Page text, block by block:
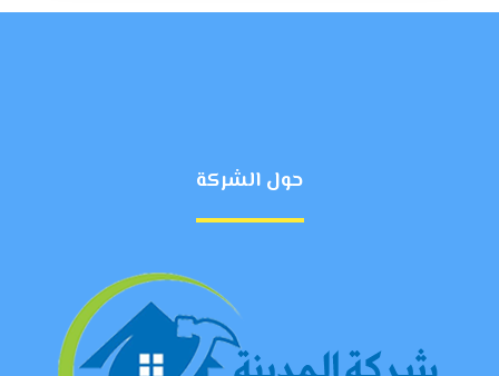
حول الشركة